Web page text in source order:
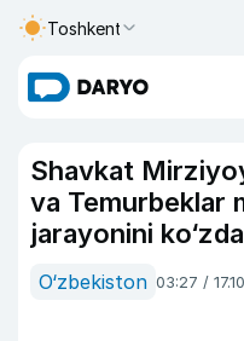
Toshkent
Shavkat
va Temurbeklar
jarayonini
O‘zbekiston 03:27 /